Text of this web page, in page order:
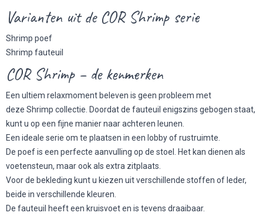
Varianten uit de COR Shrimp serie
Shrimp poef
Shrimp fauteuil
COR Shrimp – de kenmerken
Een ultiem relaxmoment beleven is geen probleem met
deze Shrimp collectie. Doordat de fauteuil enigszins gebogen staat,
kunt u op een fijne manier naar achteren leunen.
Een ideale serie om te plaatsen in een lobby of rustruimte.
De poef is een perfecte aanvulling op de stoel. Het kan dienen als
voetensteun, maar ook als extra zitplaats.
Voor de bekleding kunt u kiezen uit verschillende stoffen of leder,
beide in verschillende kleuren.
De fauteuil heeft een kruisvoet en is tevens draaibaar.